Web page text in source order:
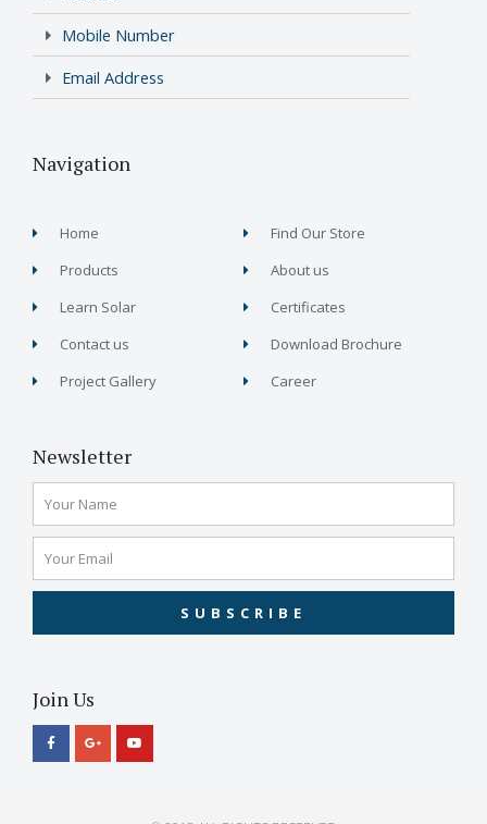
Mobile Number
Email Address
Navigation
Home
Products
Learn Solar
Contact us
Project Gallery
Find Our Store
About us
Certificates
Download Brochure
Career
Newsletter
SUBSCRIBE
Join Us